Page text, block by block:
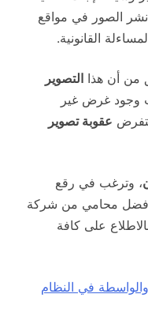
الصور في مواقع
القانونية.
من أن هذا التصوير
وجود غرض غير
عقوبة تصوير
، وترغب في رقع
بأفضل محامي من شركة
على كافة
في النظام